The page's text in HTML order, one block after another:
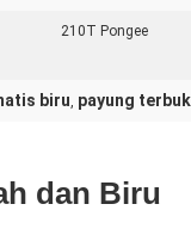
210T Pongee
biru, payung
dan Biru